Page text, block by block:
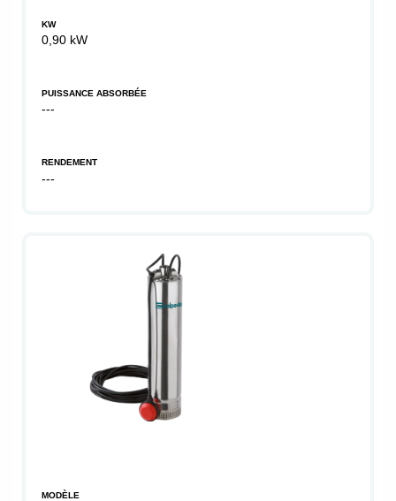
KW
0,90 kW
PUISSANCE ABSORBÉE
---
RENDEMENT
---
MODÈLE